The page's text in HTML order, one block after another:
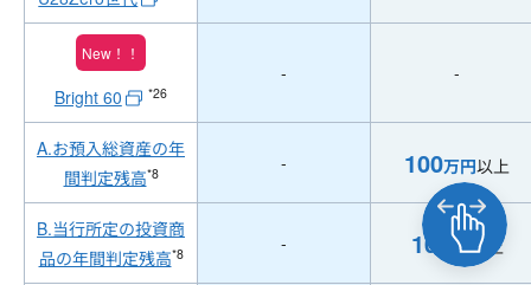
New！！
Bright 60 *26
- -
A.お預入総資産の年
間判定残高*8 - 100万円以上
B.当行所定の投資商
品の年間判定残高*8 - 10 万円以上